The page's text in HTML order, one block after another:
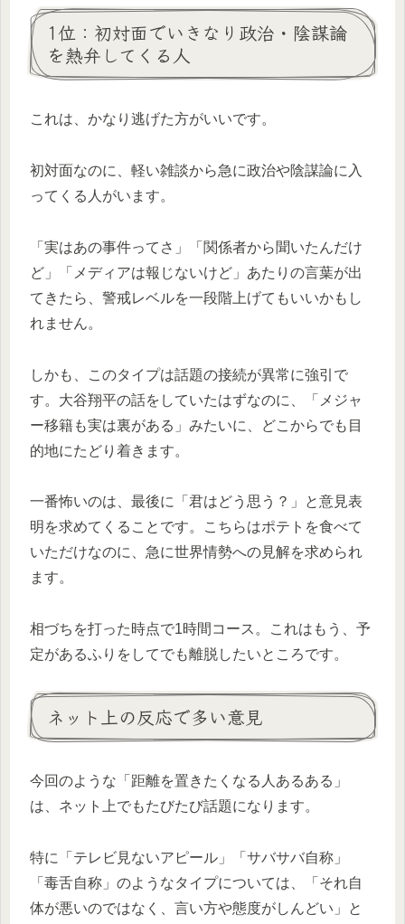
1位：初対面でいきなり政治・陰謀論
を熱弁してくる人
これは、かなり逃げた方がいいです。
初対面なのに、軽い雑談から急に政治や陰謀論に入
ってくる人がいます。
「実はあの事件ってさ」「関係者から聞いたんだけ
ど」「メディアは報じないけど」あたりの言葉が出
てきたら、警戒レベルを一段階上げてもいいかもし
れません。
しかも、このタイプは話題の接続が異常に強引で
す。大谷翔平の話をしていたはずなのに、「メジャ
ー移籍も実は裏がある」みたいに、どこからでも目
的地にたどり着きます。
一番怖いのは、最後に「君はどう思う？」と意見表
明を求めてくることです。こちらはポテトを食べて
いただけなのに、急に世界情勢への見解を求められ
ます。
相づちを打った時点で1時間コース。これはもう、予
定があるふりをしてでも離脱したいところです。
ネット上の反応で多い意見
今回のような「距離を置きたくなる人あるある」
は、ネット上でもたびたび話題になります。
特に「テレビ見ないアピール」「サバサバ自称」
「毒舌自称」のようなタイプについては、「それ自
体が悪いのではなく、言い方や態度がしんどい」と